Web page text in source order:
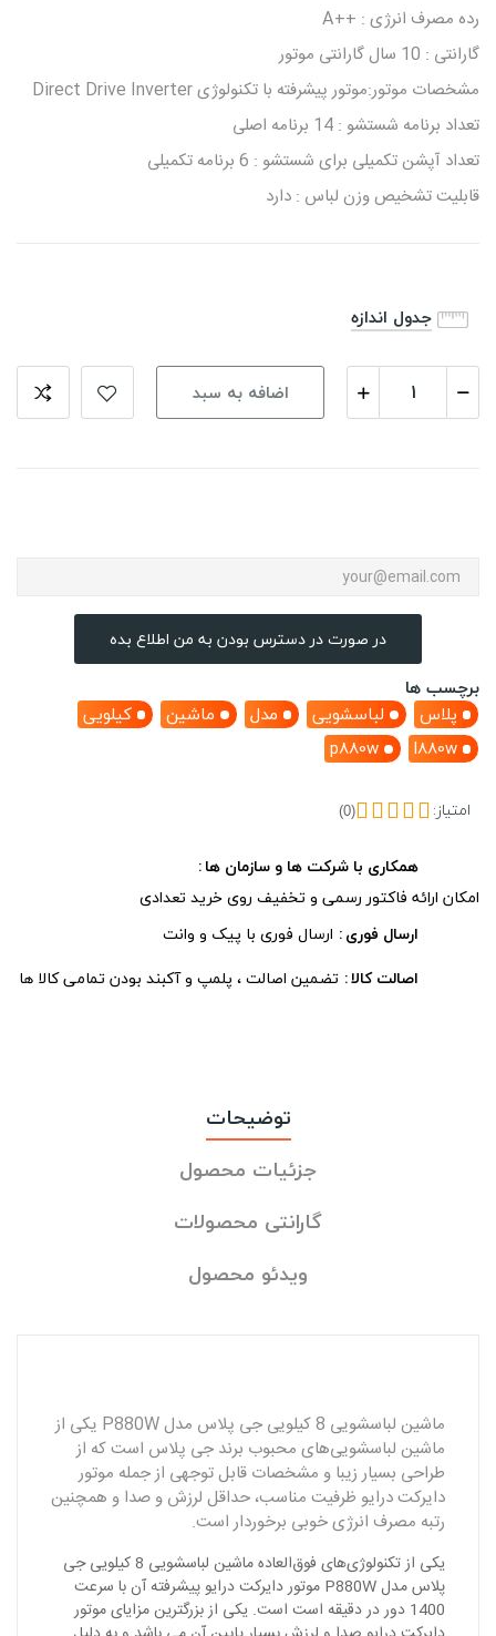
رده مصرف انرژی : ++A
گارانتی : 10 سال گارانتی موتور
مشخصات موتور:موتور پیشرفته با تکنولوژی Direct Drive Inverter
تعداد برنامه شستشو : 14 برنامه اصلی
تعداد آپشن تکمیلی برای شستشو : 6 برنامه تکمیلی
قابلیت تشخیص وزن لباس : دارد
جدول اندازه
اضافه به سبد
در صورت در دسترس بودن به من اطلاع بده
برچسب ها
پلاس
لباسشویی مدل ماشین
کیلویی
l880w
p880w
امتیاز: (0)
همکاری با شرکت ها و سازمان ها
امکان ارائه فاکتور رسمی و تخفیف روی خرید تعدادی
ارسال فوری ارسال فوری با پیک و وانت
اصالت کالا تضمین اصالت ، پلمپ و آکبند بودن تمامی کالا ها
توضیحات
جزئیات محصول
گارانتی محصولات
ویدئو محصول
ماشین لباسشویی 8 کیلویی جی‌ پلاس مدل P880W یکی از
ماشین لباسشویی‌های محبوب برند جی‌ پلاس است که از
طراحی بسیار زیبا و مشخصات قابل توجهی از جمله موتور
دایرکت درایو ظرفیت مناسب، حداقل لرزش و صدا و‌ همچنین
رتبه مصرف انرژی خوبی برخوردار است.
یکی از تکنولوژی‌های فوق‌العاده ماشین لباسشویی 8 کیلویی جی‌
پلاس مدل P880W موتور دایرکت درایو پیشرفته آن با سرعت
1400 دور در دقیقه است است. یکی از بزرگترین مزایای موتور